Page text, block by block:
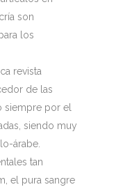
son
los
revista
de las
siempre por el
siendo muy
árabe.
tan
el pura sangre